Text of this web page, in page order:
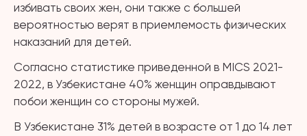
избивать своих жен, они также с большей
вероятностью верят в приемлемость физических
наказаний для детей.
Согласно статистике приведенной в MICS 2021-
2022, в Узбекистане 40% женщин оправдывают
побои женщин со стороны мужей.
В Узбекистане 31% детей в возрасте от 1 до 14 лет